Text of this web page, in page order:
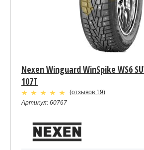
Nexen Winguard WinSpike WS6
107T
(отзывов 19)
Артикул: 60767